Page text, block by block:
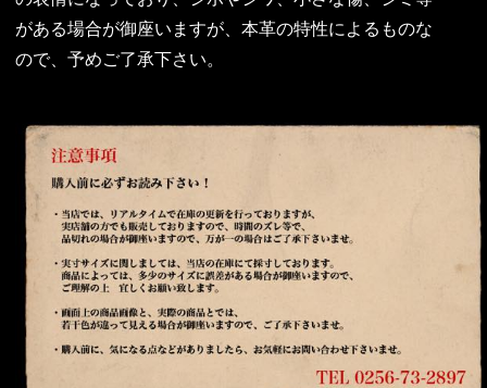
がある場合が御座いますが、本革の特性によるものな
ので、予めご了承下さい。